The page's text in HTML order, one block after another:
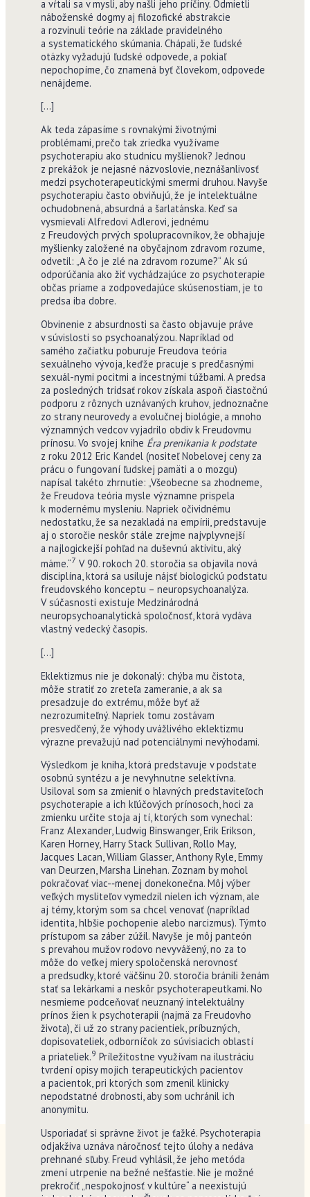
a vŕtali sa v mysli, aby našli jeho príčiny. Odmietli
náboženské dogmy aj filozofické abstrakcie
a rozvinuli teórie na základe pravidelného
a systematického skúmania. Chápali, že ľudské
otázky vyžadujú ľudské odpovede, a pokiaľ
nepochopíme, čo znamená byť človekom, odpovede
nenájdeme.
[…]
Ak teda zápasíme s rovnakými životnými
problémami, prečo tak zriedka využívame
psychoterapiu ako studnicu myšlienok? Jednou
z prekážok je nejasné názvoslovie, neznášanlivosť
medzi psychoterapeutickými smermi druhou. Navyše
psychoterapiu často obviňujú, že je intelektuálne
ochudobnená, absurdná a šarlatánska. Keď sa
vysmievali Alfredovi Adlerovi, jednému
z Freudových prvých spolupracovníkov, že obhajuje
myšlienky založené na obyčajnom zdravom rozume,
odvetil: „A čo je zlé na zdravom rozume?“ Ak sú
odporúčania ako žiť vychádzajúce zo psychoterapie
občas priame a zodpovedajúce skúsenostiam, je to
predsa iba dobre.
Obvinenie z absurdnosti sa často objavuje práve
v súvislosti so psychoanalýzou. Napríklad od
samého začiatku poburuje Freudova teória
sexuálneho vývoja, keďže pracuje s predčasnými
sexuál-nymi pocitmi a incestnými túžbami. A predsa
za posledných tridsať rokov získala aspoň čiastočnú
podporu z rôznych uznávaných kruhov, jednoznačne
zo strany neurovedy a evolučnej biológie, a mnoho
významných vedcov vyjadrilo obdiv k Freudovmu
prínosu. Vo svojej knihe Éra prenikania k podstate
z roku 2012 Eric Kandel (nositeľ Nobelovej ceny za
prácu o fungovaní ľudskej pamäti a o mozgu)
napísal takéto zhrnutie: „Všeobecne sa zhodneme,
že Freudova teória mysle významne prispela
k modernému mysleniu. Napriek očividnému
nedostatku, že sa nezakladá na empírii, predstavuje
aj o storočie neskôr stále zrejme najvplyvnejší
a najlogickejší pohľad na duševnú aktivitu, aký
máme.“7 V 90. rokoch 20. storočia sa objavila nová
disciplína, ktorá sa usiluje nájsť biologickú podstatu
freudovského konceptu – neuropsychoanalýza.
V súčasnosti existuje Medzinárodná
neuropsychoanalytická spoločnosť, ktorá vydáva
vlastný vedecký časopis.
[…]
Eklektizmus nie je dokonalý: chýba mu čistota,
môže stratiť zo zreteľa zameranie, a ak sa
presadzuje do extrému, môže byť až
nezrozumiteľný. Napriek tomu zostávam
presvedčený, že výhody uvážlivého eklektizmu
výrazne prevažujú nad potenciálnymi nevýhodami.
Výsledkom je kniha, ktorá predstavuje v podstate
osobnú syntézu a je nevyhnutne selektívna.
Usiloval som sa zmieniť o hlavných predstaviteľoch
psychoterapie a ich kľúčových prínosoch, hoci za
zmienku určite stoja aj tí, ktorých som vynechal:
Franz Alexander, Ludwig Binswanger, Erik Erikson,
Karen Horney, Harry Stack Sullivan, Rollo May,
Jacques Lacan, William Glasser, Anthony Ryle, Emmy
van Deurzen, Marsha Linehan. Zoznam by mohol
pokračovať viac-‑menej donekonečna. Môj výber
veľkých mysliteľov vymedzil nielen ich význam, ale
aj témy, ktorým som sa chcel venovať (napríklad
identita, hlbšie pochopenie alebo narcizmus). Týmto
prístupom sa záber zúžil. Navyše je môj panteón
s prevahou mužov rodovo nevyvážený, no za to
môže do veľkej miery spoločenská nerovnosť
a predsudky, ktoré väčšinu 20. storočia bránili ženám
stať sa lekárkami a neskôr psychoterapeutkami. No
nesmieme podceňovať neuznaný intelektuálny
prínos žien k psychoterapii (najmä za Freudovho
života), či už zo strany pacientiek, príbuzných,
dopisovateliek, odborníčok zo súvisiacich oblastí
a priateliek.9 Príležitostne využívam na ilustráciu
tvrdení opisy mojich terapeutických pacientov
a pacientok, pri ktorých som zmenil klinicky
nepodstatné drobnosti, aby som uchránil ich
anonymitu.
Usporiadať si správne život je ťažké. Psychoterapia
odjakživa uznáva náročnosť tejto úlohy a nedáva
prehnané sľuby. Freud vyhlásil, že jeho metóda
zmení utrpenie na bežné nešťastie. Nie je možné
prekročiť „nespokojnosť v kultúre“ a neexistujú